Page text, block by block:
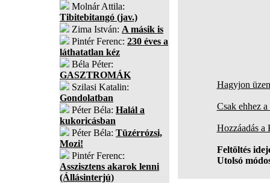
Molnár Attila:
Tibitebitangó (jav.)
Zima István: A másik is
Pintér Ferenc: 230 éves a
láthatatlan kéz
Béla Péter:
GASZTROMÁK
Szilasi Katalin:
Gondolatban
Péter Béla: Halál a
kukoricásban
Péter Béla: Tüzérrózsi,
Mozi!
Pintér Ferenc:
Asszisztens akarok lenni
(Állásinterjú)
Hagyjon
Csak ehhez
Hozzáadás
Feltöltés
Utolsó